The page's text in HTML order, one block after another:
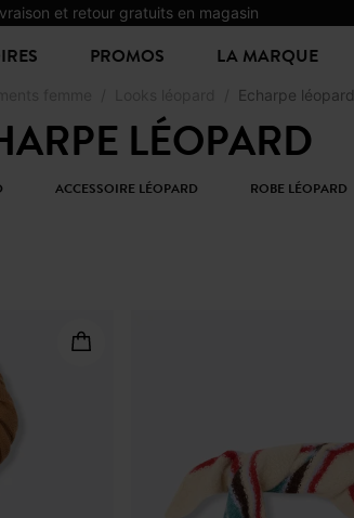
et retour gratuits en magasin
PROMOS LA MARQUE
Echarpe léopard
LÉOPARD
ACCESSOIRE LÉOPARD ROBE LÉOPARD